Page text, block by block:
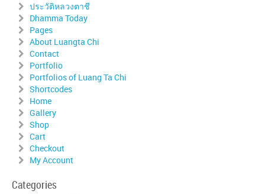
ประวัติหลวงตาชี
Dhamma Today
Pages
About Luangta Chi
Contact
Portfolio
Portfolios of Luang Ta Chi
Shortcodes
Home
Gallery
Shop
Cart
Checkout
My Account
Categories